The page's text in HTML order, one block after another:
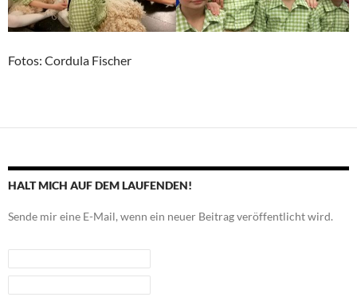
Fotos: Cordula Fischer
HALT MICH AUF DEM LAUFENDEN!
Sende mir eine E-Mail, wenn ein neuer Beitrag veröffentlicht wird.